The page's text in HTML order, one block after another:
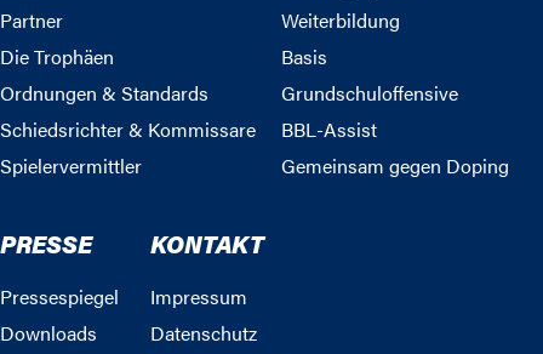
Partner
Die Trophäen
Ordnungen & Standards
Schiedsrichter & Kommissare
Spielervermittler
Weiterbildung
Basis
Grundschuloffensive
BBL-Assist
Gemeinsam gegen Doping
PRESSE
Pressespiegel
Downloads
KONTAKT
Impressum
Datenschutz